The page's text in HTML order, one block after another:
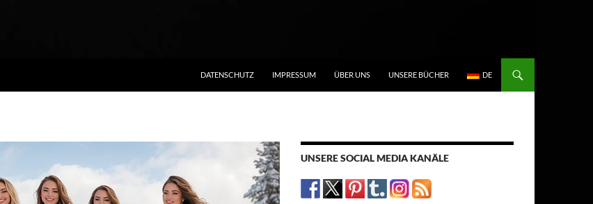
DATENSCHUTZ
IMPRESSUM ÜBER UNS UNSERE BÜCHER DE
UNSERE SOCIAL MEDIA KANÄLE